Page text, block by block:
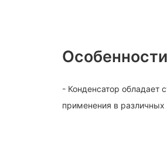
- Конденсатор обладает
применения в